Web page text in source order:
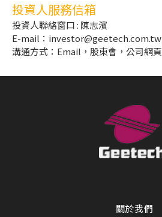
投資人服務信箱
投資人聯絡窗口 : 陳志濱
E-mail：investor@geetech.com.tw
溝通方式：Email，股東會，公司網頁
關於我們